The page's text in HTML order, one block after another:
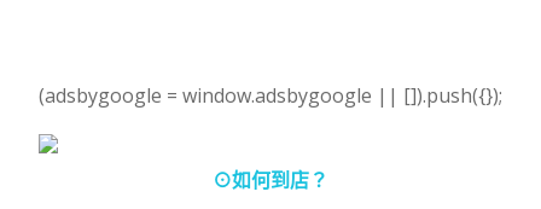
(adsbygoogle = window.adsbygoogle || []).push({});
⊙如何到店？